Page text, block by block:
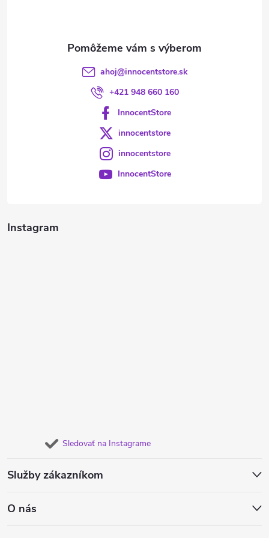
Instagram
Sledovať na Instagrame
Služby zákazníkom
O nás
ahoj@innocentstore.sk
+421 948 660 160
InnocentStore
innocentstore
innocentstore
InnocentStore